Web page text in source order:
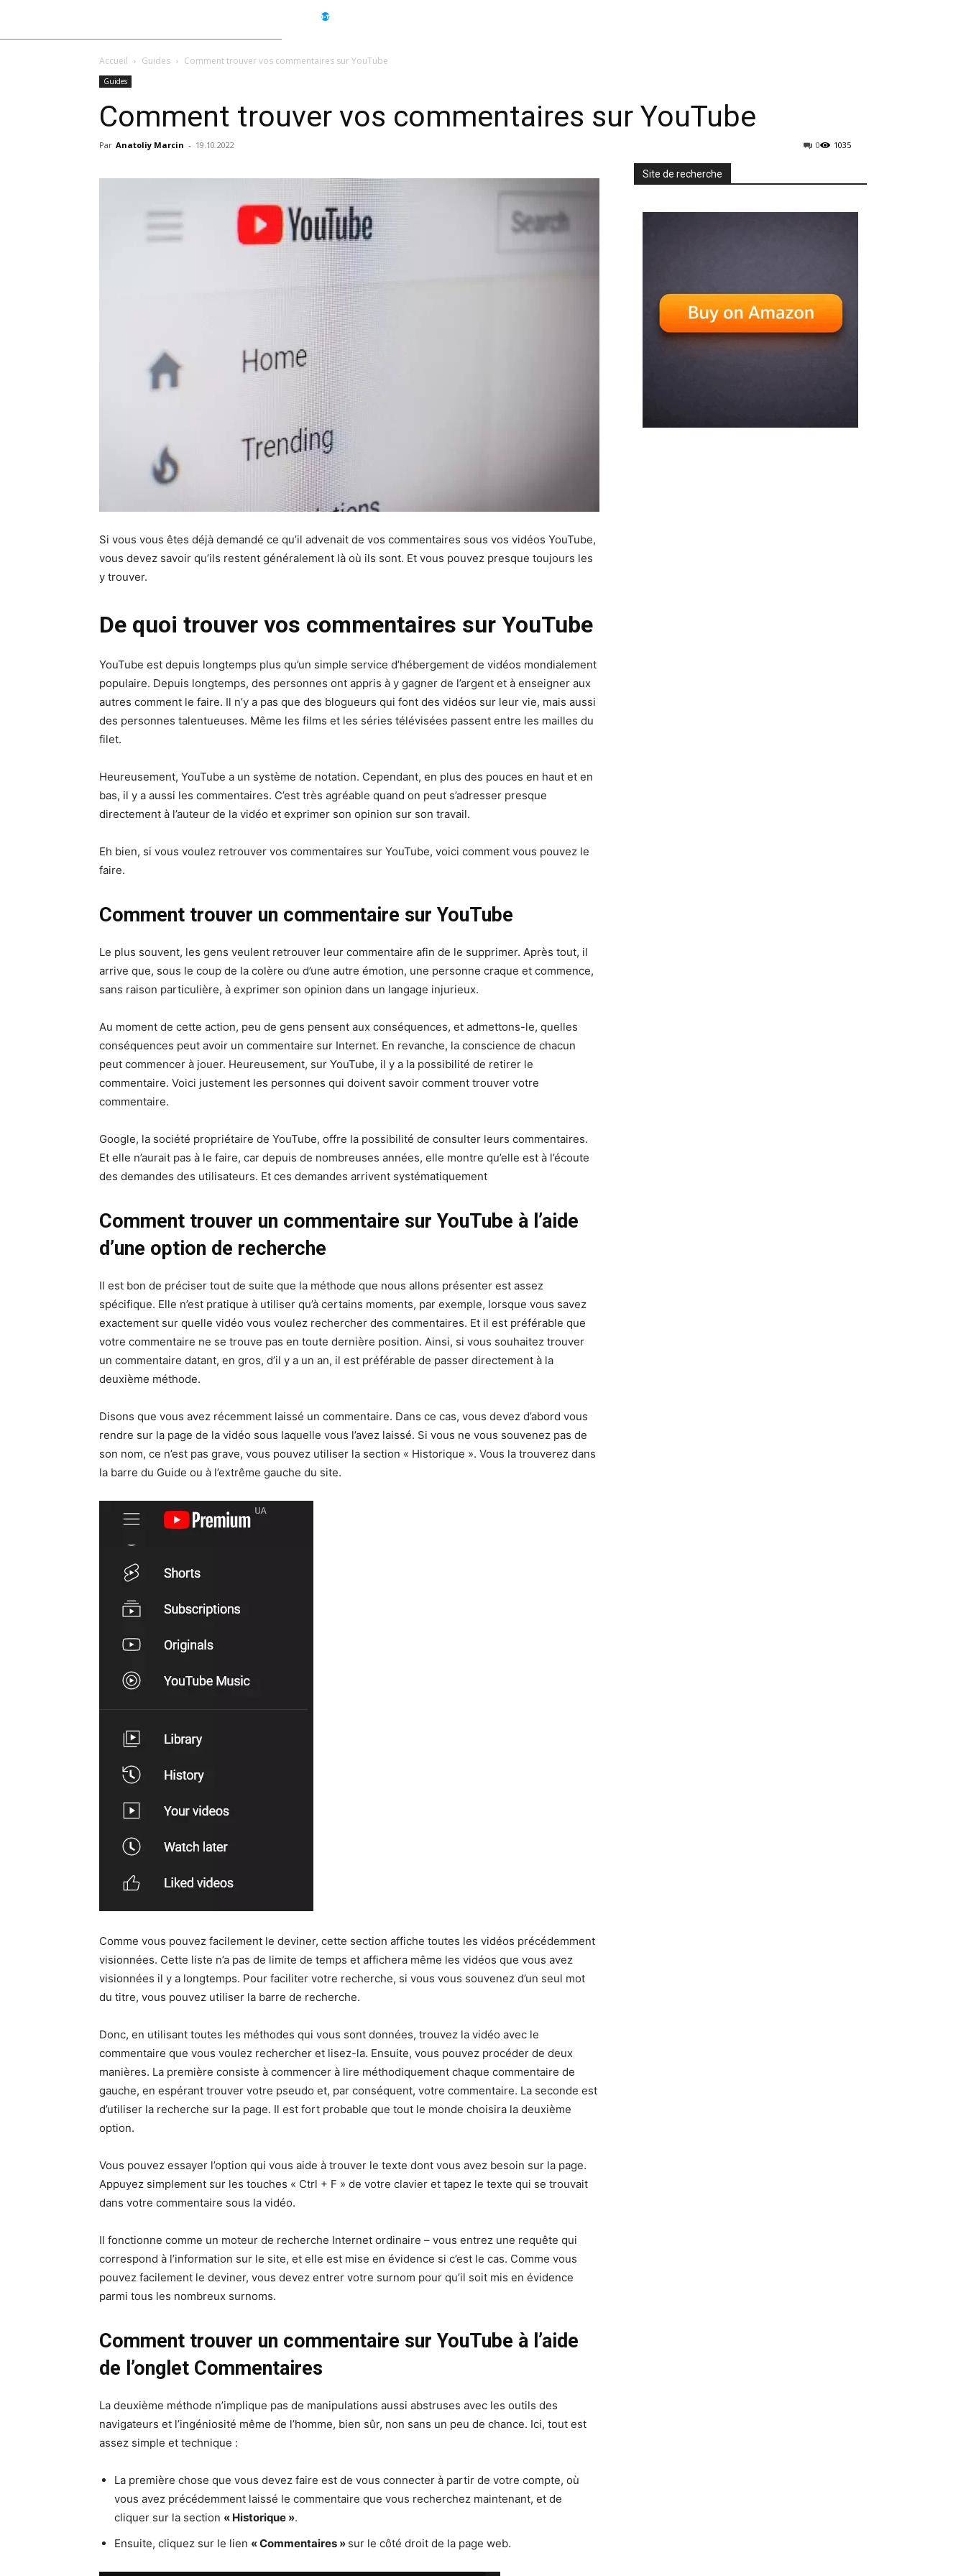
Accueil Guides Comment trouver vos commentaires sur YouTube
Guides
Comment trouver vos commentaires sur YouTube
Par Anatoliy Marcin - 19.10.2022 1035
0
Si vous vous êtes déjà demandé ce qu’il advenait de vos commentaires sous vos vidéos YouTube,
vous devez savoir qu’ils restent généralement là où ils sont. Et vous pouvez presque toujours les
y trouver.
De quoi trouver vos commentaires sur YouTube
YouTube est depuis longtemps plus qu’un simple service d’hébergement de vidéos mondialement
populaire. Depuis longtemps, des personnes ont appris à y gagner de l’argent et à enseigner aux
autres comment le faire. Il n’y a pas que des blogueurs qui font des vidéos sur leur vie, mais aussi
des personnes talentueuses. Même les films et les séries télévisées passent entre les mailles du
filet.
Heureusement, YouTube a un système de notation. Cependant, en plus des pouces en haut et en
bas, il y a aussi les commentaires. C’est très agréable quand on peut s’adresser presque
directement à l’auteur de la vidéo et exprimer son opinion sur son travail.
Eh bien, si vous voulez retrouver vos commentaires sur YouTube, voici comment vous pouvez le
faire.
Comment trouver un commentaire sur YouTube
Le plus souvent, les gens veulent retrouver leur commentaire afin de le supprimer. Après tout, il
arrive que, sous le coup de la colère ou d’une autre émotion, une personne craque et commence,
sans raison particulière, à exprimer son opinion dans un langage injurieux.
Au moment de cette action, peu de gens pensent aux conséquences, et admettons-le, quelles
conséquences peut avoir un commentaire sur Internet. En revanche, la conscience de chacun
peut commencer à jouer. Heureusement, sur YouTube, il y a la possibilité de retirer le
commentaire. Voici justement les personnes qui doivent savoir comment trouver votre
commentaire.
Google, la société propriétaire de YouTube, offre la possibilité de consulter leurs commentaires.
Et elle n’aurait pas à le faire, car depuis de nombreuses années, elle montre qu’elle est à l’écoute
des demandes des utilisateurs. Et ces demandes arrivent systématiquement
Comment trouver un commentaire sur YouTube à l’aide
d’une option de recherche
Il est bon de préciser tout de suite que la méthode que nous allons présenter est assez
spécifique. Elle n’est pratique à utiliser qu’à certains moments, par exemple, lorsque vous savez
exactement sur quelle vidéo vous voulez rechercher des commentaires. Et il est préférable que
votre commentaire ne se trouve pas en toute dernière position. Ainsi, si vous souhaitez trouver
un commentaire datant, en gros, d’il y a un an, il est préférable de passer directement à la
deuxième méthode.
Disons que vous avez récemment laissé un commentaire. Dans ce cas, vous devez d’abord vous
rendre sur la page de la vidéo sous laquelle vous l’avez laissé. Si vous ne vous souvenez pas de
son nom, ce n’est pas grave, vous pouvez utiliser la section « Historique ». Vous la trouverez dans
la barre du Guide ou à l’extrême gauche du site.
Comme vous pouvez facilement le deviner, cette section affiche toutes les vidéos précédemment
visionnées. Cette liste n’a pas de limite de temps et affichera même les vidéos que vous avez
visionnées il y a longtemps. Pour faciliter votre recherche, si vous vous souvenez d’un seul mot
du titre, vous pouvez utiliser la barre de recherche.
Donc, en utilisant toutes les méthodes qui vous sont données, trouvez la vidéo avec le
commentaire que vous voulez rechercher et lisez-la. Ensuite, vous pouvez procéder de deux
manières. La première consiste à commencer à lire méthodiquement chaque commentaire de
gauche, en espérant trouver votre pseudo et, par conséquent, votre commentaire. La seconde est
d’utiliser la recherche sur la page. Il est fort probable que tout le monde choisira la deuxième
option.
Vous pouvez essayer l’option qui vous aide à trouver le texte dont vous avez besoin sur la page.
Appuyez simplement sur les touches « Ctrl + F » de votre clavier et tapez le texte qui se trouvait
dans votre commentaire sous la vidéo.
Il fonctionne comme un moteur de recherche Internet ordinaire – vous entrez une requête qui
correspond à l’information sur le site, et elle est mise en évidence si c’est le cas. Comme vous
pouvez facilement le deviner, vous devez entrer votre surnom pour qu’il soit mis en évidence
parmi tous les nombreux surnoms.
Comment trouver un commentaire sur YouTube à l’aide
de l’onglet Commentaires
La deuxième méthode n’implique pas de manipulations aussi abstruses avec les outils des
navigateurs et l’ingéniosité même de l’homme, bien sûr, non sans un peu de chance. Ici, tout est
assez simple et technique :
La première chose que vous devez faire est de vous connecter à partir de votre compte, où
vous avez précédemment laissé le commentaire que vous recherchez maintenant, et de
cliquer sur la section « Historique ».
Ensuite, cliquez sur le lien « Commentaires » sur le côté droit de la page web.
Site de recherche